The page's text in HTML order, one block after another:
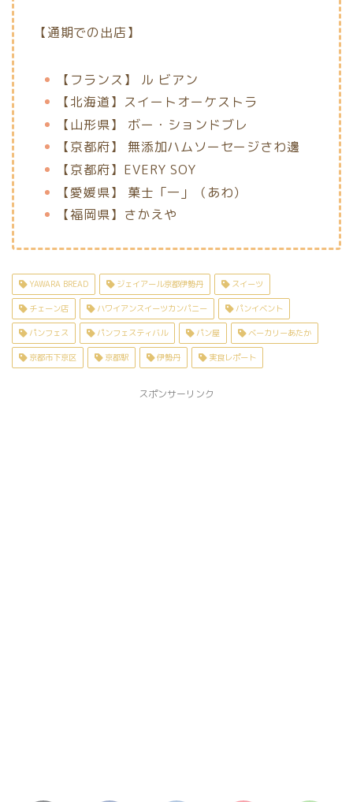
【通期での出店】
【フランス】 ル ビアン
【北海道】スイートオーケストラ
【山形県】 ボー・ションドブレ
【京都府】 無添加ハムソーセージさわ邊
【京都府】EVERY SOY
【愛媛県】 菓士「一」（あわ）
【福岡県】さかえや
YAWARA BREAD ジェイアール京都伊勢丹 スイーツ
チェーン店 ハワイアンスイーツカンパニー パンイベント
パンフェス パンフェスティバル パン屋 ベーカリーあたか
京都市下京区 京都駅 伊勢丹 実食レポート
スポンサーリンク